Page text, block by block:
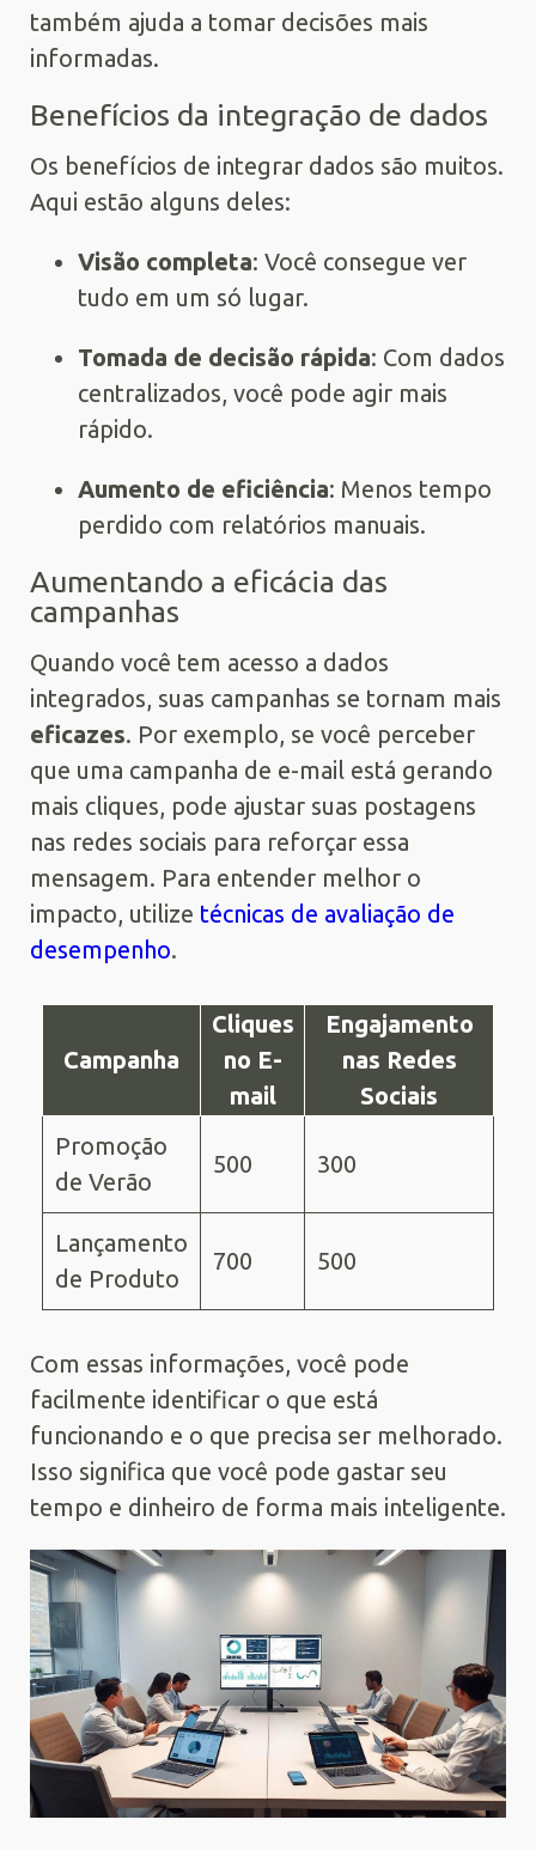
também ajuda a tomar decisões mais
informadas.
Benefícios da integração de dados
Os benefícios de integrar dados são muitos.
Aqui estão alguns deles:
Visão completa: Você consegue ver
tudo em um só lugar.
Tomada de decisão rápida: Com dados
centralizados, você pode agir mais
rápido.
Aumento de eficiência: Menos tempo
perdido com relatórios manuais.
Aumentando a eficácia das
campanhas
Quando você tem acesso a dados
integrados, suas campanhas se tornam mais
eficazes. Por exemplo, se você perceber
que uma campanha de e-mail está gerando
mais cliques, pode ajustar suas postagens
nas redes sociais para reforçar essa
mensagem. Para entender melhor o
impacto, utilize técnicas de avaliação de
desempenho.
Campanha
Cliques
no E-
mail
Engajamento
nas Redes
Sociais
Promoção
de Verão
500 300
Lançamento
de Produto
700 500
Com essas informações, você pode
facilmente identificar o que está
funcionando e o que precisa ser melhorado.
Isso significa que você pode gastar seu
tempo e dinheiro de forma mais inteligente.